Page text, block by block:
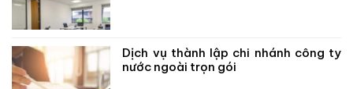
Dịch vụ thành lập chi nhánh công ty
nước ngoài trọn gói